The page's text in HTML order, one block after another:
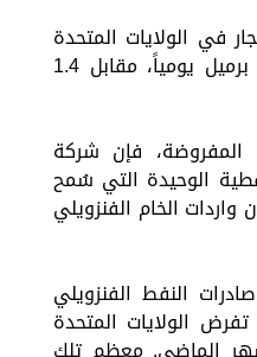
في الولايات المتحدة
ما بين 100 إلى 200 ألف برميل يومياً، مقابل 1.4
المفروضة، فإن شركة
الوحيدة التي سُمح
واردات الخام الفنزويلي
80% من صادرات النفط الفنزويلي
الولايات المتحدة